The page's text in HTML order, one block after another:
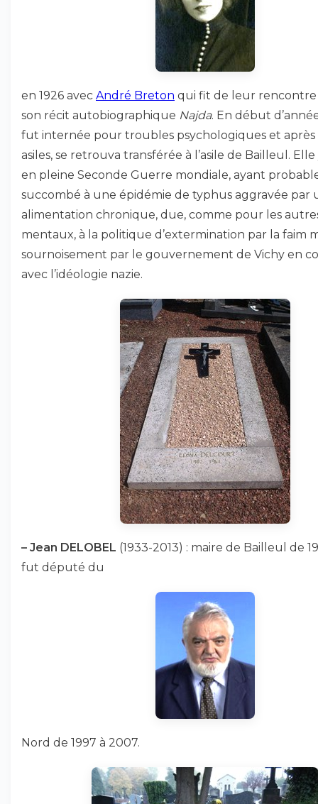
en 1926 avec André Breton qui fit de leur rencontre
son récit autobiographique Najda. En début
fut internée pour troubles psychologiques et après
asiles, se retrouva transférée à l’asile de Bailleul.
en pleine Seconde Guerre mondiale, ayant
succombé à une épidémie de typhus aggravée par
alimentation chronique, due, comme pour les
mentaux, à la politique d’extermination par la faim
sournoisement par le gouvernement de Vichy en
avec l’idéologie nazie.
– Jean DELOBEL (1933-2013) : maire de Bailleul de
fut député du
Nord de 1997 à 2007.